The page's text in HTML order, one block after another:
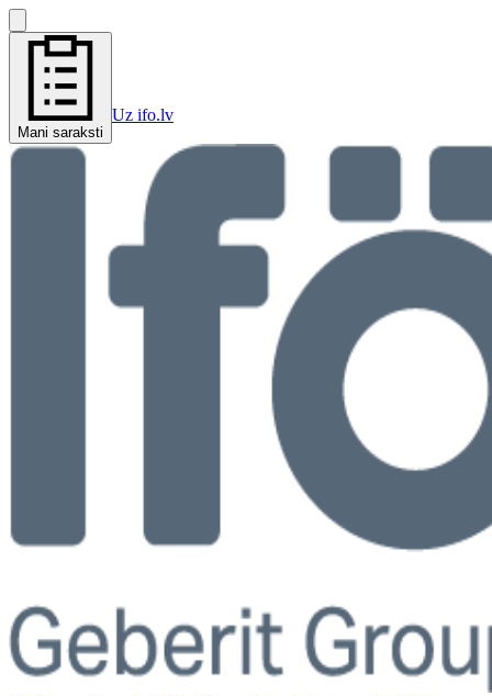
Mani saraksti
Uz ifo.lv